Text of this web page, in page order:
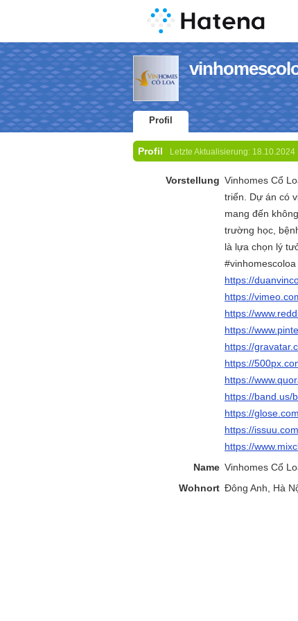
Profil
Profil Letzte Aktualisierung: 18.10.2024
Vorstellung Vinhomes Cổ
triển. Dự án có
mang đến
trường học,
là lựa chọn lý
#vinhomescoloa
https://
https://
https://
https://
https://
https://
https://
https://band.us/
https://
https://
https://
Name Vinhomes Cổ
Wohnort Đông Anh, Hà